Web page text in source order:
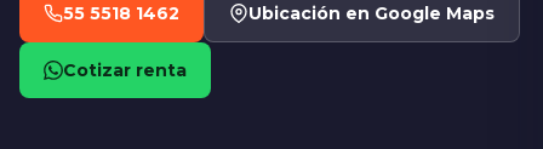
55 5518 1462 Ubicación en Google Maps
Cotizar renta